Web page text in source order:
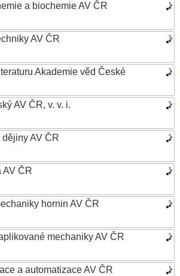
a biochemie AV ČR
AV ČR
Akademie věd České
AV ČR, v. v. i.
AV ČR
AV ČR
hornin AV ČR
mechaniky AV ČR
a automatizace AV ČR